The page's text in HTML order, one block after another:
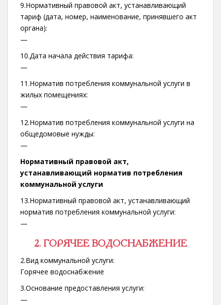
9.Нормативный правовой акт, устанавливающий
тариф (дата, номер, наименование, принявшего акт
органа):
—
10.Дата начала действия тарифа:
—
11.Норматив потребления коммунальной услуги в
жилых помещениях:
—
12.Норматив потребления коммунальной услуги на
общедомовые нужды:
—
Нормативный правовой акт,
устанавливающий норматив потребления
коммунальной услуги
13.Нормативный правовой акт, устанавливающий
норматив потребления коммунальной услуги:
—
2. ГОРЯЧЕЕ ВОДОСНАБЖЕНИЕ
2.Вид коммунальной услуги:
Горячее водоснабжение
3.Основание предоставления услуги:
—